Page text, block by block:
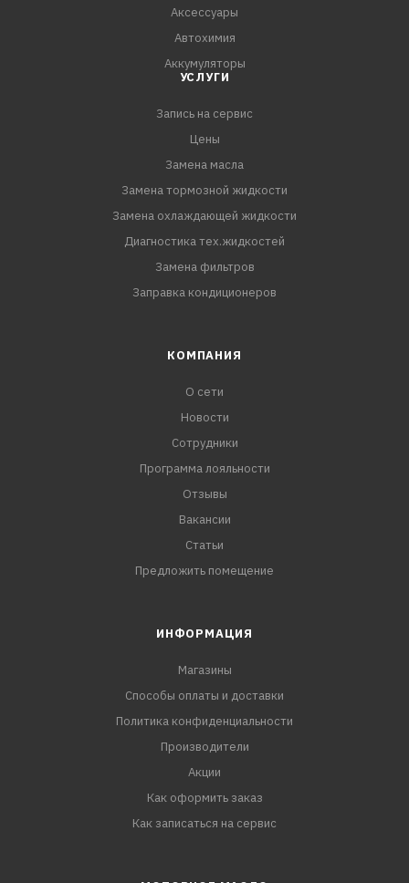
Аксессуары
Автохимия
Аккумуляторы
УСЛУГИ
Запись на сервис
Цены
Замена масла
Замена тормозной жидкости
Замена охлаждающей жидкости
Диагностика тех.жидкостей
Замена фильтров
Заправка кондиционеров
КОМПАНИЯ
О сети
Новости
Сотрудники
Программа лояльности
Отзывы
Вакансии
Статьи
Предложить помещение
ИНФОРМАЦИЯ
Магазины
Способы оплаты и доставки
Политика конфиденциальности
Производители
Акции
Как оформить заказ
Как записаться на сервис